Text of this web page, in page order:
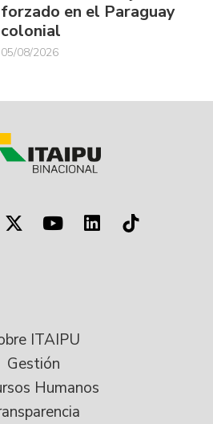
forzado en el Paraguay
colonial
05/08/2026
ITAIPU
Gestión
Humanos